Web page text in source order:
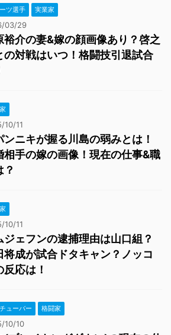
ツ選手 実業家
03/29
裕介の妻&嫁の顔画像あり？啓之
の対戦はいつ！格闘技引退試合
10/11
ンニキが握る川島の弱みとは！
相手の嫁の画像！現在の仕事&職
？
10/11
ジェフンの逮捕理由は山口組？
将成が試合ドタキャン？ノッコ
反応は！
ューバー 格闘家
10/10